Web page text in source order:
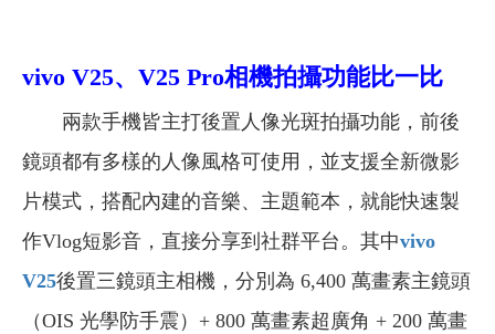
vivo V25、V25 Pro相機拍攝功能比一比
兩款手機皆主打後置人像光斑拍攝功能，前後
鏡頭都有多樣的人像風格可使用，並支援全新微影
片模式，搭配內建的音樂、主題範本，就能快速製
作Vlog短影音，直接分享到社群平台。其中vivo
V25後置三鏡頭主相機，分別為 6,400 萬畫素主鏡頭
（OIS 光學防手震）+ 800 萬畫素超廣角 + 200 萬畫